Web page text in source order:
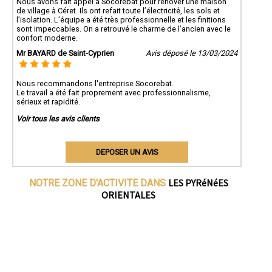
de village à Céret. Ils ont refait toute l’électricité, les sols et
l’isolation. L’équipe a été très professionnelle et les finitions
sont impeccables. On a retrouvé le charme de l’ancien avec le
confort moderne.
Mr BAYARD de Saint-Cyprien
Avis déposé le 13/03/2024
Nous recommandons l'entreprise Socorebat.
Le travail a été fait proprement avec professionnalisme,
sérieux et rapidité.
Voir tous les avis clients
DEPOSER UN AVIS
NOTRE ZONE D'ACTIVITE DANS LES PYRéNéES
ORIENTALES